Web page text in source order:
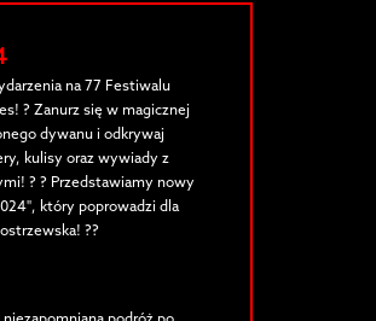
na 77 Festiwalu
? Zanurz się w magicznej
dywanu i odkrywaj
kulisy oraz wywiady z
? ? Przedstawiamy nowy
który poprowadzi dla
??